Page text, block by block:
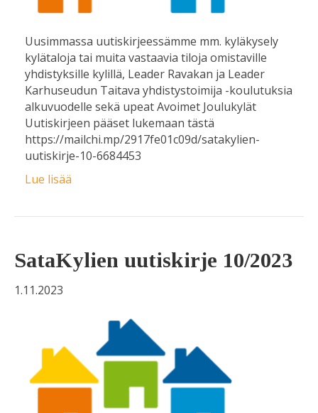
Uusimmassa uutiskirjeessämme mm. kyläkysely
kylätaloja tai muita vastaavia tiloja omistaville
yhdistyksille kylillä, Leader Ravakan ja Leader
Karhuseudun Taitava yhdistystoimija -koulutuksia
alkuvuodelle sekä upeat Avoimet Joulukylät
Uutiskirjeen pääset lukemaan tästä
https://mailchi.mp/2917fe01c09d/satakylien-
uutiskirje-10-6684453
Lue lisää
SataKylien uutiskirje 10/2023
1.11.2023